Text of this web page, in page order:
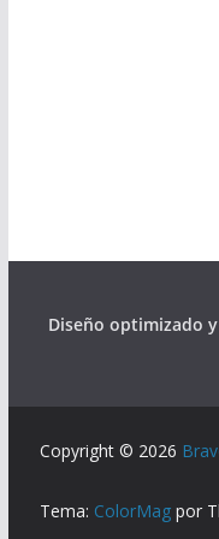
Diseño optimizado
Copyright © 2026
Tema: ColorMag por